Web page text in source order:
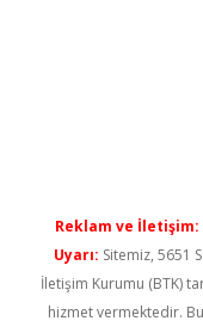
Reklam ve İletişim:
Uyarı: Sitemiz, 5651
İletişim Kurumu (BTK)
hizmet vermektedir.